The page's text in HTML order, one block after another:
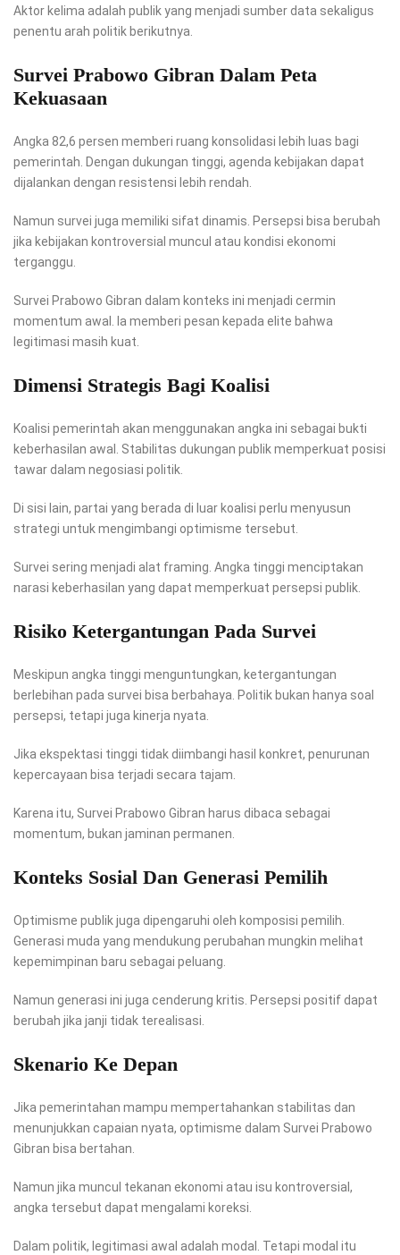
Aktor kelima adalah publik yang menjadi sumber data sekaligus
penentu arah politik berikutnya.
Survei Prabowo Gibran Dalam Peta
Kekuasaan
Angka 82,6 persen memberi ruang konsolidasi lebih luas bagi
pemerintah. Dengan dukungan tinggi, agenda kebijakan dapat
dijalankan dengan resistensi lebih rendah.
Namun survei juga memiliki sifat dinamis. Persepsi bisa berubah
jika kebijakan kontroversial muncul atau kondisi ekonomi
terganggu.
Survei Prabowo Gibran dalam konteks ini menjadi cermin
momentum awal. Ia memberi pesan kepada elite bahwa
legitimasi masih kuat.
Dimensi Strategis Bagi Koalisi
Koalisi pemerintah akan menggunakan angka ini sebagai bukti
keberhasilan awal. Stabilitas dukungan publik memperkuat posisi
tawar dalam negosiasi politik.
Di sisi lain, partai yang berada di luar koalisi perlu menyusun
strategi untuk mengimbangi optimisme tersebut.
Survei sering menjadi alat framing. Angka tinggi menciptakan
narasi keberhasilan yang dapat memperkuat persepsi publik.
Risiko Ketergantungan Pada Survei
Meskipun angka tinggi menguntungkan, ketergantungan
berlebihan pada survei bisa berbahaya. Politik bukan hanya soal
persepsi, tetapi juga kinerja nyata.
Jika ekspektasi tinggi tidak diimbangi hasil konkret, penurunan
kepercayaan bisa terjadi secara tajam.
Karena itu, Survei Prabowo Gibran harus dibaca sebagai
momentum, bukan jaminan permanen.
Konteks Sosial Dan Generasi Pemilih
Optimisme publik juga dipengaruhi oleh komposisi pemilih.
Generasi muda yang mendukung perubahan mungkin melihat
kepemimpinan baru sebagai peluang.
Namun generasi ini juga cenderung kritis. Persepsi positif dapat
berubah jika janji tidak terealisasi.
Skenario Ke Depan
Jika pemerintahan mampu mempertahankan stabilitas dan
menunjukkan capaian nyata, optimisme dalam Survei Prabowo
Gibran bisa bertahan.
Namun jika muncul tekanan ekonomi atau isu kontroversial,
angka tersebut dapat mengalami koreksi.
Dalam politik, legitimasi awal adalah modal. Tetapi modal itu